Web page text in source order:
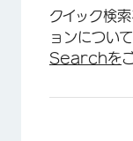
クイック検
ョンについて
Searchを